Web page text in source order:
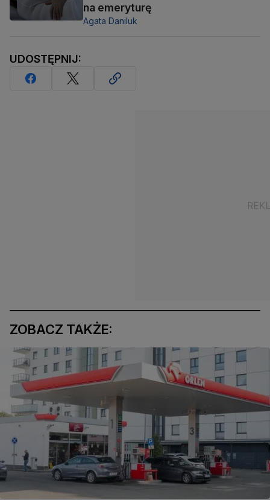
na emeryturę
Agata Daniluk
UDOSTĘPNIJ:
ZOBACZ TAKŻE: